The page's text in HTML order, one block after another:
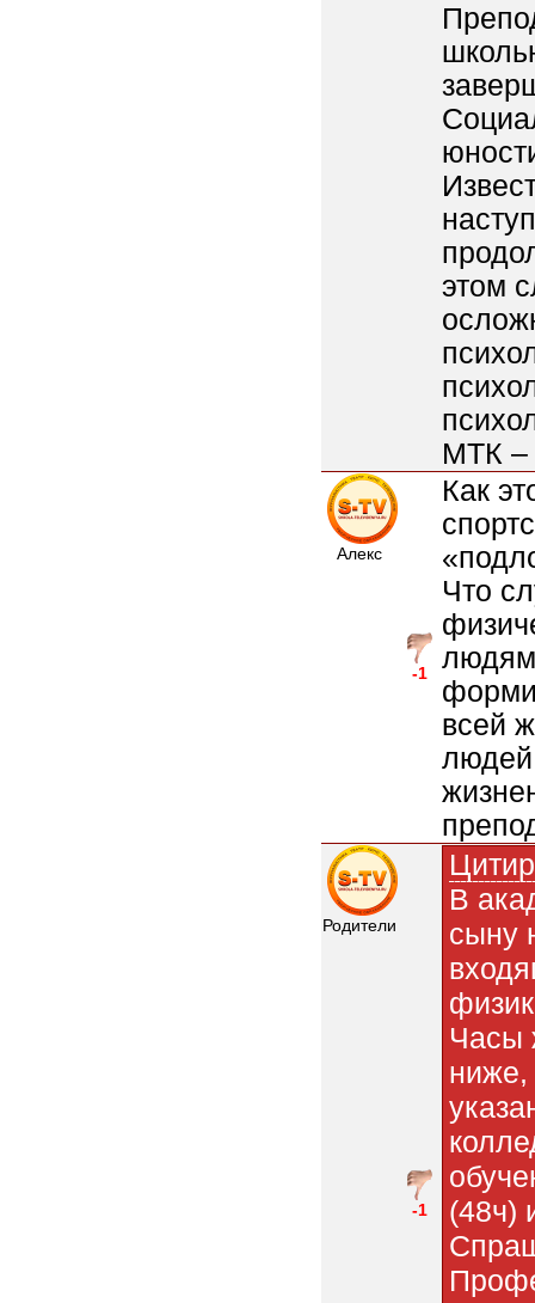
этом
МТК –
Алекс
-1
Как
Что
всей
Родители
-1
В
сыну
Часы
(48ч)